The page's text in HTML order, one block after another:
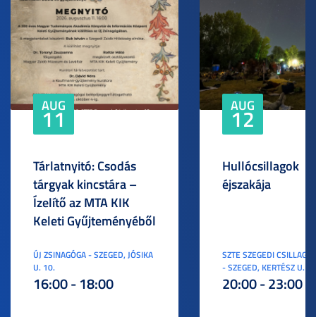
AUG
11
Tárlatnyitó: Csodás
tárgyak kincstára –
Ízelítő az MTA KIK
Keleti Gyűjteményéből
ÚJ ZSINAGÓGA - SZEGED, JÓSIKA
U. 10.
16:00 - 18:00
AUG
12
Hullócsillagok
éjszakája
SZTE SZEGEDI
- SZEGED, KERTÉSZ U. 3.
20:00 - 23:00